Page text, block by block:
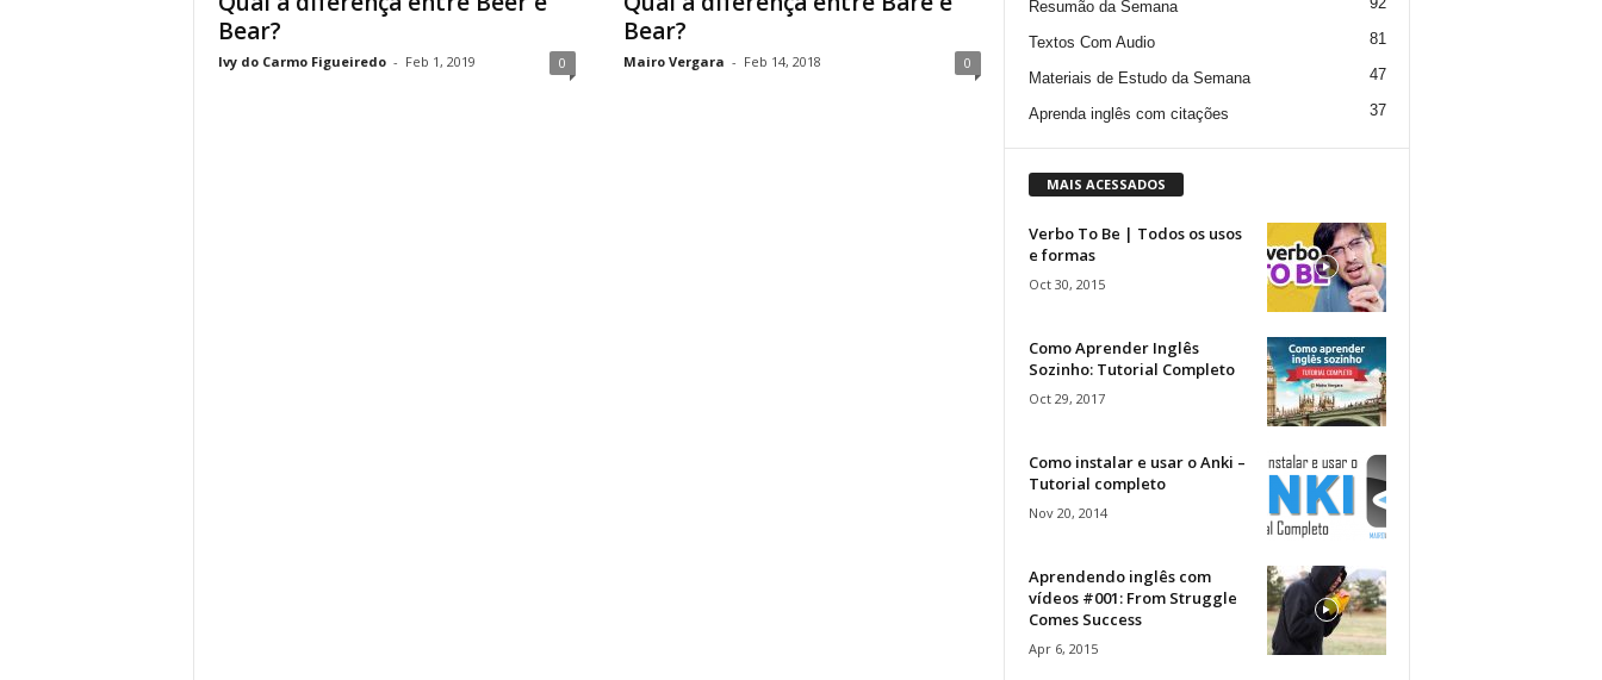
Bear?
Ivy do Carmo Figueiredo - Feb 1, 2019 0
Bear?
Mairo Vergara - Feb 14, 2018 0
Resumão da Semana
Textos Com Audio 81
Materiais de Estudo da Semana 47
Aprenda inglês com citações 37
MAIS ACESSADOS
Verbo To Be | Todos os usos
e formas
Oct 30, 2015
Como Aprender Inglês
Sozinho: Tutorial Completo
Oct 29, 2017
Como instalar e usar o Anki –
Tutorial completo
Nov 20, 2014
Aprendendo inglês com
vídeos #001: From Struggle
Comes Success
Apr 6, 2015